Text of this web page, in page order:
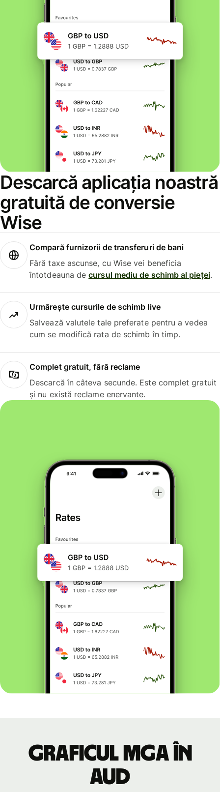
Descarcă aplicația noastră
gratuită de conversie
Wise
Compară furnizorii de transferuri de bani
Fără taxe ascunse, cu Wise vei beneficia
întotdeauna decursul mediu de schimb al pieței.
Urmărește cursurile de schimb live
Salvează valutele tale preferate pentru a vedea
cum se modifică rata de schimb în timp.
Complet gratuit, fără reclame
Descarcă în câteva secunde. Este complet gratuit
și nu există reclame enervante.
Graficul MGA în
AUD